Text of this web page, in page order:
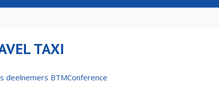
TAXI
deelnemers BTMConference